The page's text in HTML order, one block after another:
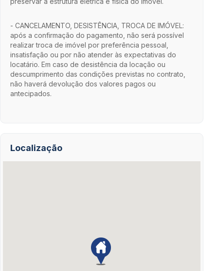
- CANCELAMENTO, DESISTÊNCIA, TROCA DE IMÓVEL:
após a confirmação do pagamento, não será possível
realizar troca de imóvel por preferência pessoal,
insatisfação ou por não atender às expectativas do
locatário. Em caso de desistência da locação ou
descumprimento das condições previstas no contrato,
não haverá devolução dos valores pagos ou
antecipados.
Localização